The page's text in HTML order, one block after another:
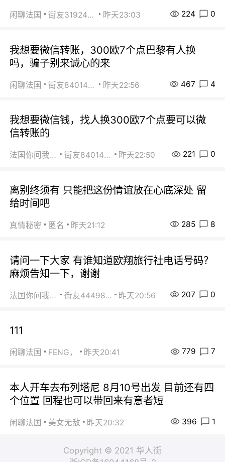
闲聊法国 街友31924072 昨天23:03 224 0
我想要微信转账，300欧7个点巴黎有人换
吗，骗子别来诚心的来
闲聊法国 街友84014588 昨天22:56 467 4
我想要微信钱，找人换300欧7个点要可以微
信转账的
法国你问我答 街友84014588 昨天22:50 221 0
离别终须有 只能把这份情谊放在心底深处 留
给时间吧
真情秘密 匿名 昨天21:12 285 8
请问一下大家 有谁知道欧翔旅行社电话号码？
麻烦告知一下，谢谢
法国你问我答 街友44498484 昨天20:56 207 0
111
闲聊法国 FENG， 昨天20:41 779 7
本人开车去布列塔尼 8月10号出发 目前还有四
个位置 回程也可以带回来有意者短
闲聊法国 美女无敌 昨天20:32 396 1
Copyright © 2021 华人街